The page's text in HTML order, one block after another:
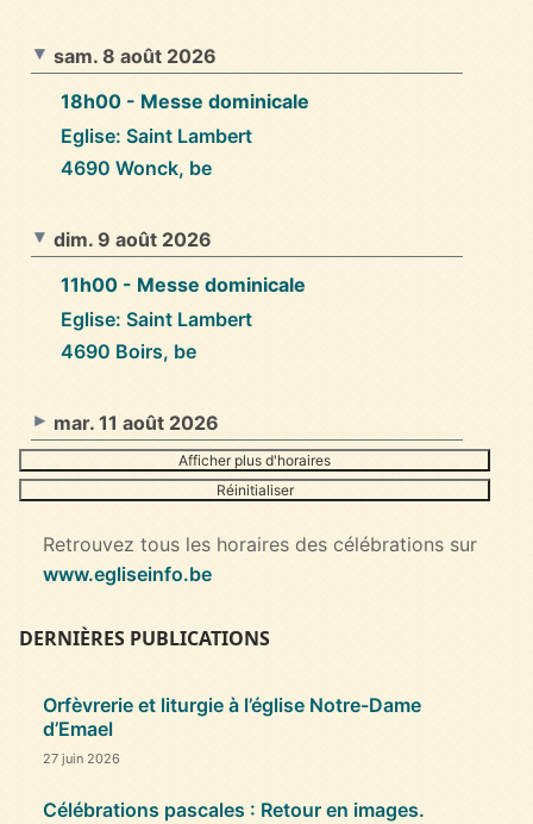
sam. 8 août 2026
18h00 - Messe dominicale
Eglise: Saint Lambert
4690 Wonck, be
dim. 9 août 2026
11h00 - Messe dominicale
Eglise: Saint Lambert
4690 Boirs, be
mar. 11 août 2026
Afficher plus d'horaires
Réinitialiser
Retrouvez tous les horaires des célébrations sur
www.egliseinfo.be
DERNIÈRES PUBLICATIONS
Orfèvrerie et liturgie à l’église Notre-Dame
d’Emael
27 juin 2026
Célébrations pascales : Retour en images.